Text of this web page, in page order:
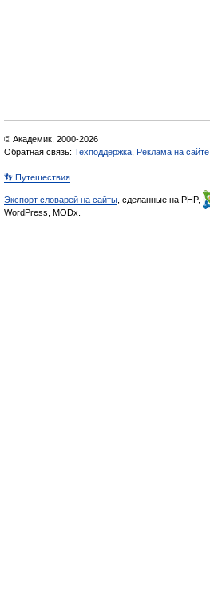
© Академик, 2000-2026
Обратная связь: Техподдержка Реклама на сайте
👣 Путешествия
Экспорт словарей на сайты , сделанные на PHP,
WordPress, MODx.